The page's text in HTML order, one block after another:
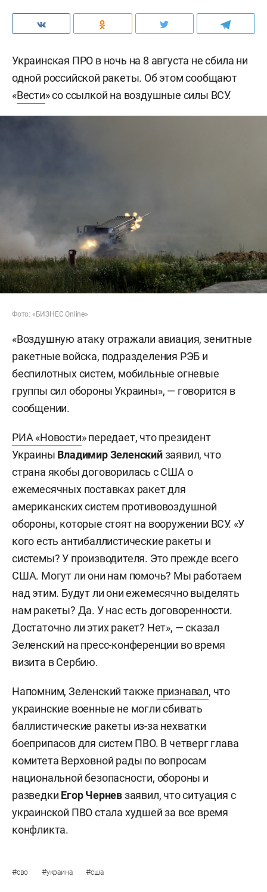
Украинская ПРО в ночь на 8 августа не сбила ни
одной российской ракеты. Об этом сообщают
«Вести» со ссылкой на воздушные силы ВСУ.
Фото: «БИЗНЕС Online»
«Воздушную атаку отражали авиация, зенитные
ракетные войска, подразделения РЭБ и
беспилотных систем, мобильные огневые
группы сил обороны Украины», — говорится в
сообщении.
РИА «Новости» передает, что президент
Украины Владимир Зеленскийзаявил, что
страна якобы договорилась с США о
ежемесячных поставках ракет для
американских систем противовоздушной
обороны, которые стоят на вооружении ВСУ. «У
кого есть антибаллистические ракеты и
системы? У производителя. Это прежде всего
США. Могут ли они нам помочь? Мы работаем
над этим. Будут ли они ежемесячно выделять
нам ракеты? Да. У нас есть договоренности.
Достаточно ли этих ракет? Нет», — сказал
Зеленский на пресс-конференции во время
визита в Сербию.
Напомним, Зеленский также признавал, что
украинские военные не могли сбивать
баллистические ракеты из-за нехватки
боеприпасов для систем ПВО. В четверг глава
комитета Верховной рады по вопросам
национальной безопасности, обороны и
разведки Егор Черневзаявил, что ситуация с
украинской ПВО стала худшей за все время
конфликта.
#сво #украина #сша